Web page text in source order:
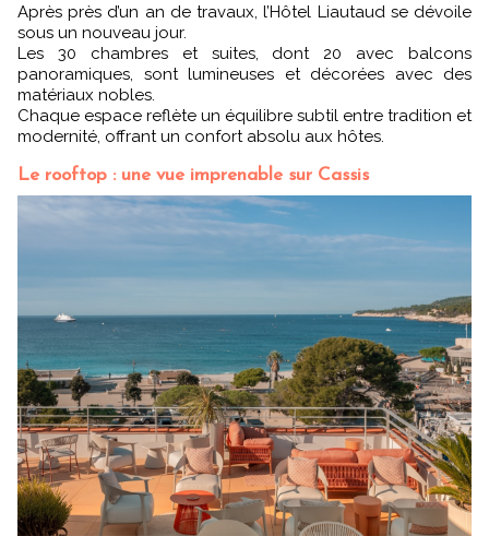
Après près d’un an de travaux, l’Hôtel Liautaud se dévoile
sous un nouveau jour.
Les 30 chambres et suites, dont 20 avec balcons
panoramiques, sont lumineuses et décorées avec des
matériaux nobles.
Chaque espace reflète un équilibre subtil entre tradition et
modernité, offrant un confort absolu aux hôtes.
Le rooftop : une vue imprenable sur Cassis